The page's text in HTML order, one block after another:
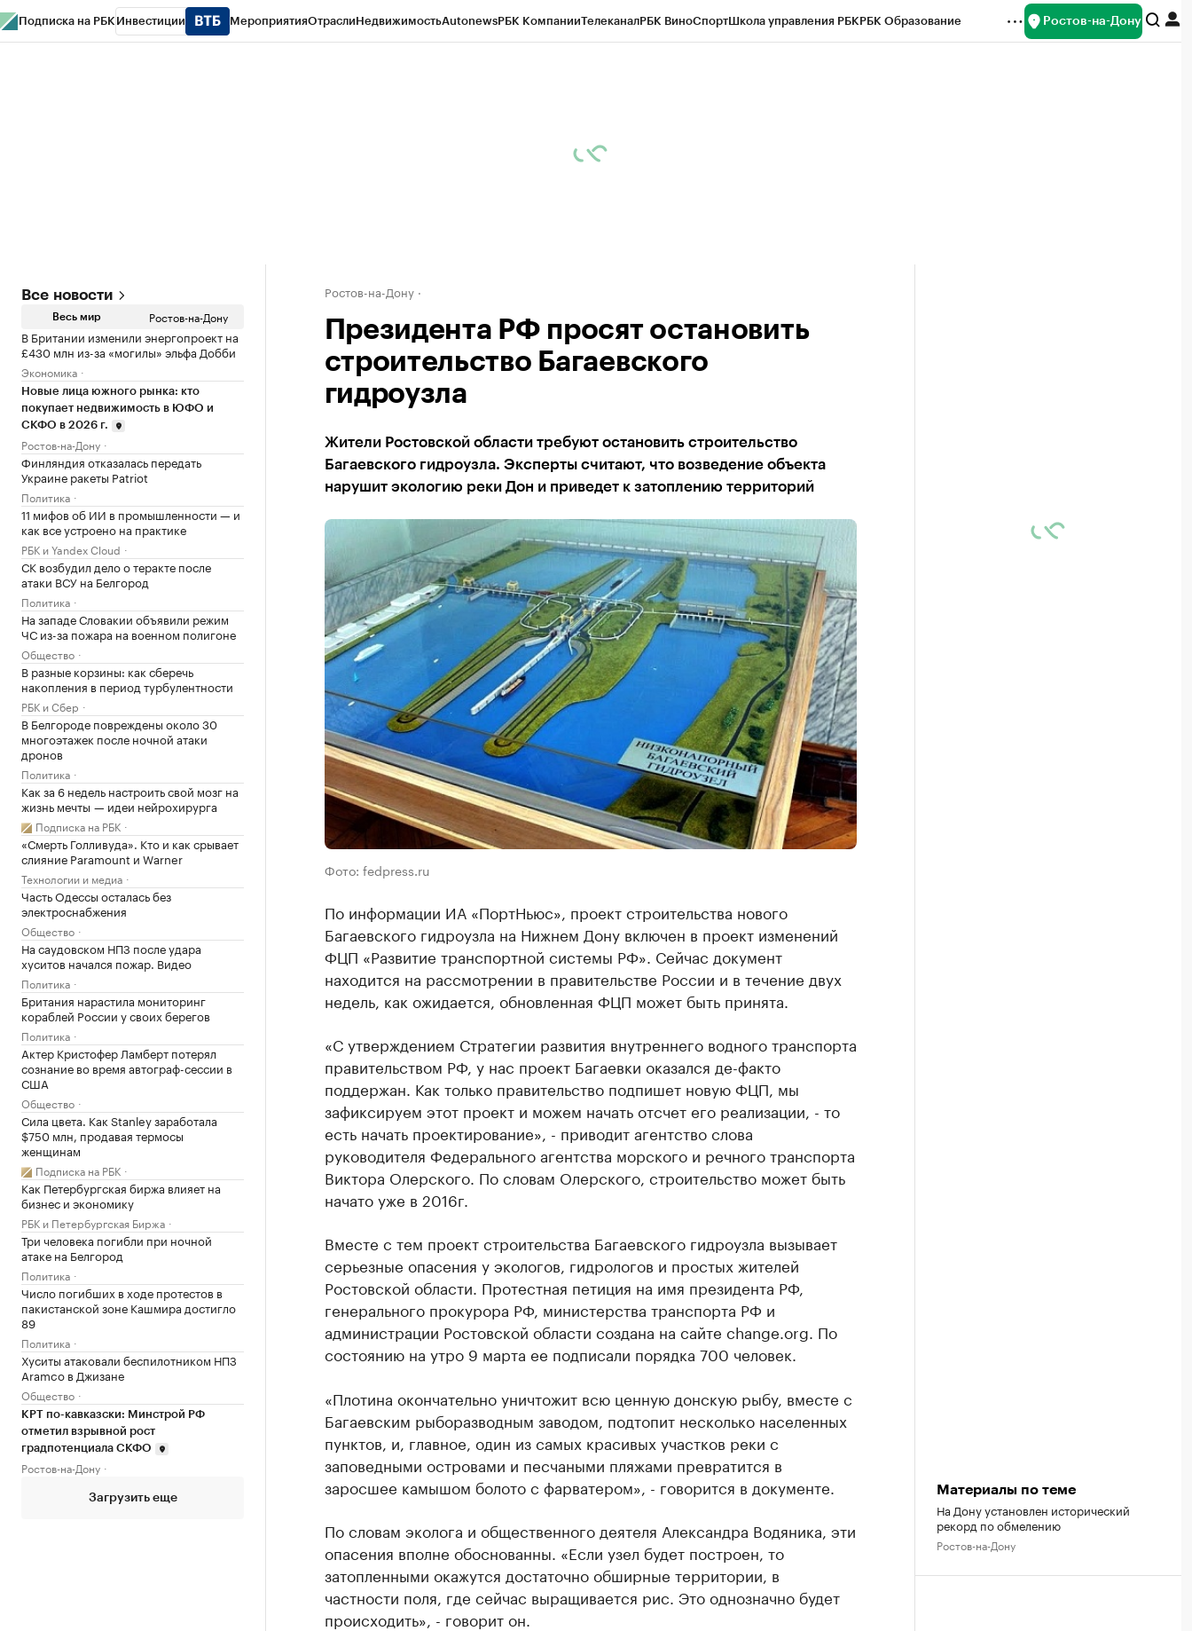
Подписка на РБК Инвестиции МероприятияОтраслиНедвижимостьAutonewsРБК КомпанииТелеканалРБК ВиноСпортШкола управления РБКРБК Образование Ростов-на-Дону
Все новости
Весь мир Ростов-на-Дону
В Британии изменили энергопроект на
£430 млн из-за «могилы» эльфа Добби
Экономика
Новые лица южного рынка: кто
покупает недвижимость в ЮФО и
СКФО в 2026 г.
Ростов-на-Дону
Финляндия отказалась передать
Украине ракеты Patriot
Политика
11 мифов об ИИ в промышленности — и
как все устроено на практике
РБК и Yandex Cloud
СК возбудил дело о теракте после
атаки ВСУ на Белгород
Политика
На западе Словакии объявили режим
ЧС из-за пожара на военном полигоне
Общество
В разные корзины: как сберечь
накопления в период турбулентности
РБК и Сбер
В Белгороде повреждены около 30
многоэтажек после ночной атаки
дронов
Политика
Как за 6 недель настроить свой мозг на
жизнь мечты — идеи нейрохирурга
Подписка на РБК
«Смерть Голливуда». Кто и как срывает
слияние Paramount и Warner
Технологии и медиа
Часть Одессы осталась без
электроснабжения
Общество
На саудовском НПЗ после удара
хуситов начался пожар. Видео
Политика
Британия нарастила мониторинг
кораблей России у своих берегов
Политика
Актер Кристофер Ламберт потерял
сознание во время автограф-сессии в
США
Общество
Сила цвета. Как Stanley заработала
$750 млн, продавая термосы
женщинам
Подписка на РБК
Как Петербургская биржа влияет на
бизнес и экономику
РБК и Петербургская Биржа
Три человека погибли при ночной
атаке на Белгород
Политика
Число погибших в ходе протестов в
пакистанской зоне Кашмира достигло
89
Политика
Хуситы атаковали беспилотником НПЗ
Aramco в Джизане
Общество
КРТ по-кавказски: Минстрой РФ
отметил взрывной рост
градпотенциала СКФО
Ростов-на-Дону
Загрузить еще
Ростов-на-Дону
Президента РФ просят остановить
строительство Багаевского
гидроузла
Жители Ростовской области требуют остановить строительство
Багаевского гидроузла. Эксперты считают, что возведение объекта
нарушит экологию реки Дон и приведет к затоплению территорий
Фото: fedpress.ru
По информации ИА «ПортНьюс», проект строительства нового
Багаевского гидроузла на Нижнем Дону включен в проект изменений
ФЦП «Развитие транспортной системы РФ». Сейчас документ
находится на рассмотрении в правительстве России и в течение двух
недель, как ожидается, обновленная ФЦП может быть принята.
«С утверждением Стратегии развития внутреннего водного транспорта
правительством РФ, у нас проект Багаевки оказался де-факто
поддержан. Как только правительство подпишет новую ФЦП, мы
зафиксируем этот проект и можем начать отсчет его реализации, - то
есть начать проектирование», - приводит агентство слова
руководителя Федерального агентства морского и речного транспорта
Виктора Олерского. По словам Олерского, строительство может быть
начато уже в 2016г.
Вместе с тем проект строительства Багаевского гидроузла вызывает
серьезные опасения у экологов, гидрологов и простых жителей
Ростовской области. Протестная петиция на имя президента РФ,
генерального прокурора РФ, министерства транспорта РФ и
администрации Ростовской области создана на сайте change.org. По
состоянию на утро 9 марта ее подписали порядка 700 человек.
«Плотина окончательно уничтожит всю ценную донскую рыбу, вместе с
Багаевским рыборазводным заводом, подтопит несколько населенных
пунктов, и, главное, один из самых красивых участков реки с
заповедными островами и песчаными пляжами превратится в
заросшее камышом болото с фарватером», - говорится в документе.
По словам эколога и общественного деятеля Александра Водяника, эти
опасения вполне обоснованны. «Если узел будет построен, то
затопленными окажутся достаточно обширные территории, в
частности поля, где сейчас выращивается рис. Это однозначно будет
происходить», - говорит он.
Материалы по теме
На Дону установлен исторический
рекорд по обмелению
Ростов-на-Дону